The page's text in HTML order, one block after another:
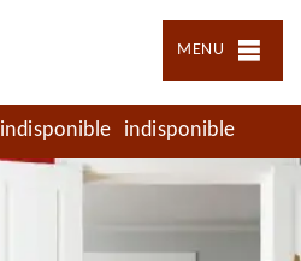
MENU
indisponible indisponible